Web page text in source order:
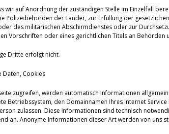
wir auf Anordnung der zuständigen Stelle im Einzelfall
Polizeibehörden der Länder, zur Erfüllung der
des militärischen Abschirmdienstes oder zur
Vorschriften oder eines gerichtlichen Titels an Behörden
Dritte erfolgt nicht.
Daten, Cookies
zugreifen, werden automatisch Informationen
Betriebssystem, den Domainnamen Ihres Internet
zulassen. Diese Informationen sind technisch
an. Anonyme Informationen dieser Art werden von